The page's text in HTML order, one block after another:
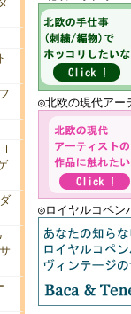
◎北欧の現
◎ロイヤルコペ